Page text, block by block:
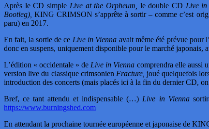
Après le CD simple Live at the Orpheum, le double CD Live in
Bootleg), KING CRIMSON s’apprête à sortir – comme c’est
paru) en 2017.
En fait, la sortie de ce Live in Vienna avait même été prévue pour
donc en suspens, uniquement disponible pour le marché japonais,
L’édition « occidentale » deLive in Vienna comprendra elle aussi
version live du classique crimsonien Fracture, joué quelquefois
introduction des concerts (mais placés ici à la fin du dernier CD,
Bref, ce tant attendu et indispensable (…)Live in Vienna
https://www.burningshed.com
En attendant la prochaine tournée européenne et japonaise de